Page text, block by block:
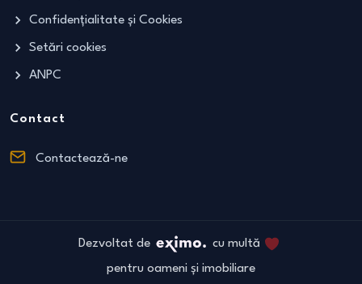
Confidențialitate și Cookies
Setări cookies
ANPC
Contact
Contactează-ne
Dezvoltat de
cu multă
pentru oameni și imobiliare